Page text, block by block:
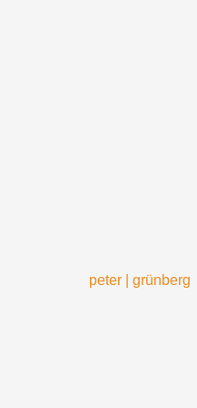
peter | grünberg